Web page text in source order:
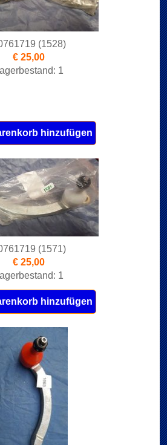
(1528)
€ 25,00
1
hinzufügen
(1571)
€ 25,00
1
hinzufügen